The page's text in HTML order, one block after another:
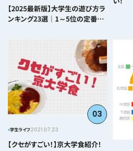
【2025最新版】大学生の遊び方ラ
ンキング23選｜1～5位の定番か
03
学生ライフ2021.07.23
【クセがすごい！】京大学食紹介！